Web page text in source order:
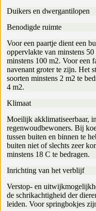
Duikers en dwergantilopen
Benodigde ruimte
Voor een paartje dient een
oppervlakte van minstens
minstens 100 m2. Voor een
navenant groter te zijn. Het
soorten minstens 2 m2 te
4 m2.
Klimaat
Moeilijk akklimatiseerbaar,
regenwoudbewoners. Bij
tussen buiten en binnen te
buiten niet of slechts zeer
minstens 18 C te bedragen.
Inrichting van het verblijf
Verstop- en
de schrikachtigheid der
leiden. Voor springbokjes